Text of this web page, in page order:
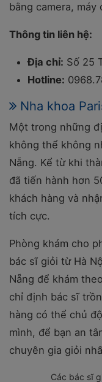
bằng camera,
Thông tin liên hệ:
Địa chỉ: Số 25
Hotline:
Nha khoa
Một trong những
không thể không
Nẵng. Kể từ khi
đã tiến hành hơn
khách hàng và
tích cực.
Phòng khám cho
bác sĩ giỏi từ Hà
Nẵng để khám
chỉ định bác sĩ
hàng có thể chủ
mình, để bạn an
chuyên gia giỏi
Các bác sĩ